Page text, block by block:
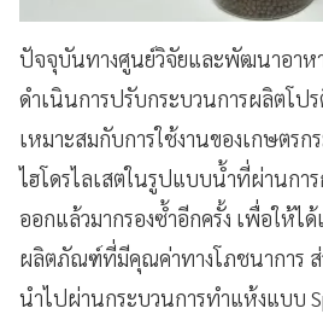
ปัจจุบันทางศูนย์วิจัยและพัฒนาอาห
ดำเนินการปรับกระบวนการผลิตโปร
เหมาะสมกับการใช้งานของเกษตร
ไฮโดรไลเสตในรูปแบบน้ำที่ผ่านกา
ออกแล้วมากรองซ้ำอีกครั้ง เพื่อให้ไ
ผลิตภัณฑ์ที่มีคุณค่าทางโภชนาการ ส่
นำไปผ่านกระบวนการทำแห้งแบบ